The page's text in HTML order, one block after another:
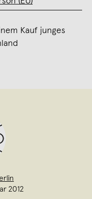
Kauf junges
2012